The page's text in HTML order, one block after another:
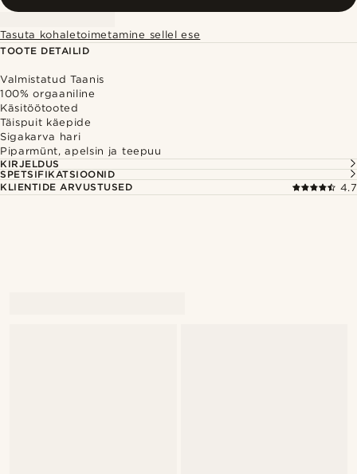
Tasuta kohaletoimetamine sellel ese
TOOTE DETAILID
Valmistatud Taanis
100% orgaaniline
Käsitöötooted
Täispuit käepide
Sigakarva hari
Piparmünt, apelsin ja teepuu
KIRJELDUS
SPETSIFIKATSIOONID
KLIENTIDE ARVUSTUSED
4.7